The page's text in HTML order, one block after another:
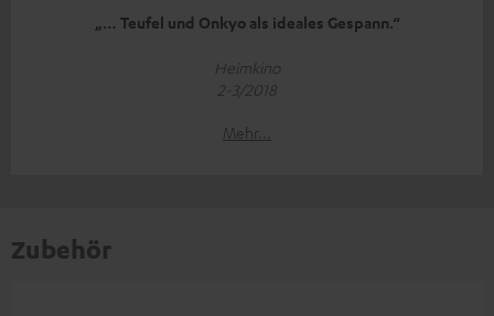
„… Teufel und Onkyo als ideales Gespann.“
Heimkino
2-3/2018
Mehr...
Zubehör